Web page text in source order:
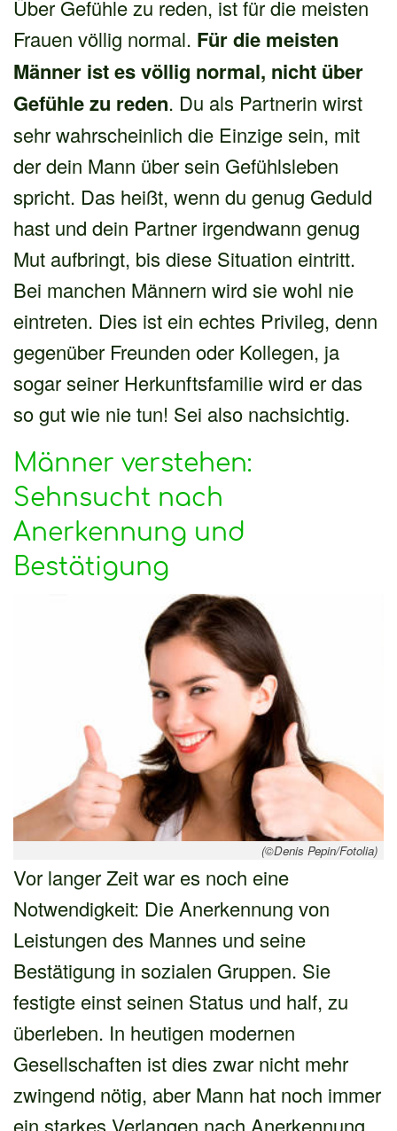
Über Gefühle zu reden, ist für die meisten
Frauen völlig normal. Für die meisten
Männer ist es völlig normal, nicht über
Gefühle zu reden. Du als Partnerin wirst
sehr wahrscheinlich die Einzige sein, mit
der dein Mann über sein Gefühlsleben
spricht. Das heißt, wenn du genug Geduld
hast und dein Partner irgendwann genug
Mut aufbringt, bis diese Situation eintritt.
Bei manchen Männern wird sie wohl nie
eintreten. Dies ist ein echtes Privileg, denn
gegenüber Freunden oder Kollegen, ja
sogar seiner Herkunftsfamilie wird er das
so gut wie nie tun! Sei also nachsichtig.
Männer verstehen:
Sehnsucht nach
Anerkennung und
Bestätigung
(©Denis Pepin/Fotolia)
Vor langer Zeit war es noch eine
Notwendigkeit: Die Anerkennung von
Leistungen des Mannes und seine
Bestätigung in sozialen Gruppen. Sie
festigte einst seinen Status und half, zu
überleben. In heutigen modernen
Gesellschaften ist dies zwar nicht mehr
zwingend nötig, aber Mann hat noch immer
ein starkes Verlangen nach Anerkennung